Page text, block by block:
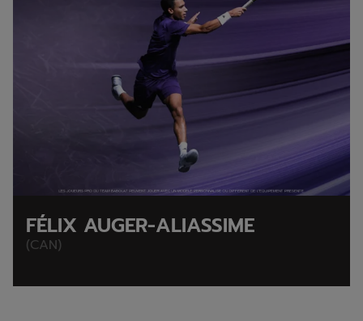
FÉLIX AUGER-ALIASSIME
(CAN)